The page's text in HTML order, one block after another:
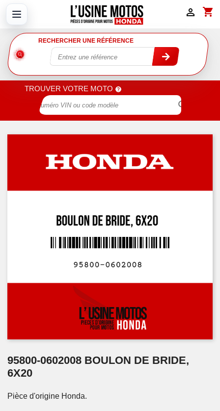
shopping_cart

RECHERCHER UNE RÉFÉRENCE
TROUVER VOTRE MOTO

95800-0602008 BOULON DE BRIDE,
6X20
Pièce d'origine Honda.